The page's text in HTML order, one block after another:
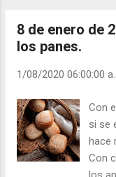
en la
con ÉL
yo, no
servir a
puede
sernos
8 de enero de
los panes.
1/08/2020 06:00:00 a.
Con
si se
hace
Con